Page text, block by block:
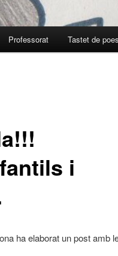
Professorat Tastet de
i
ha elaborat un post amb